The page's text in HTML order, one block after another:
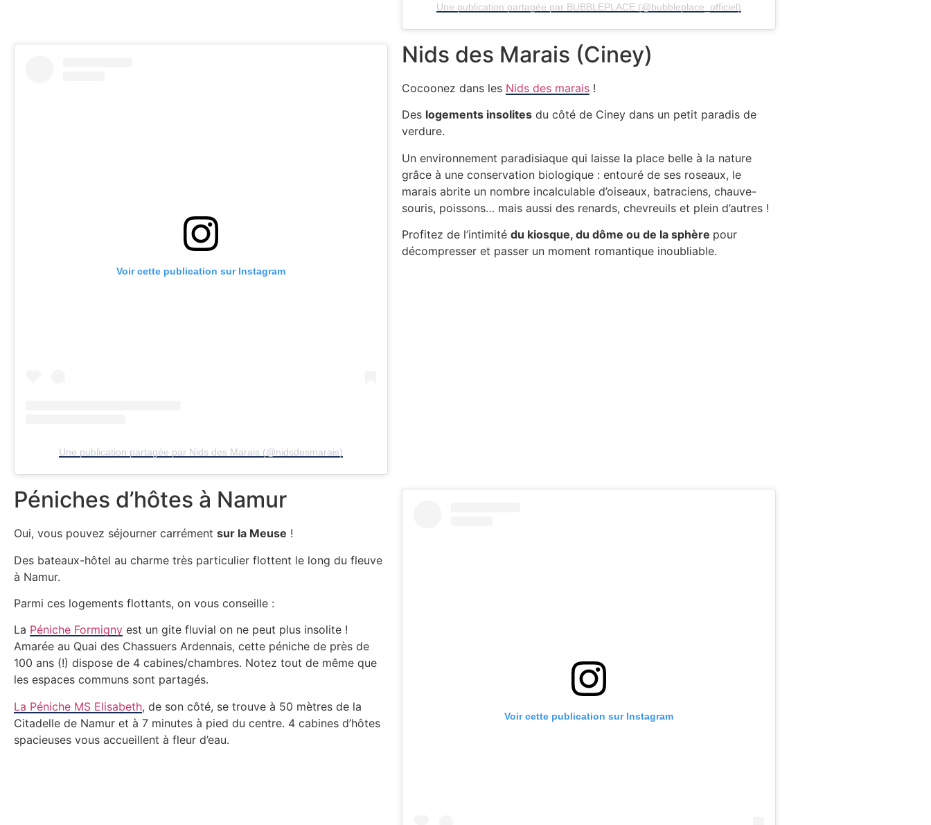
Une publication partagée par BUBBLEPLACE (@bubbleplace_officiel)
Voir cette publication sur Instagram
Une publication partagée par Nids des Marais (@nidsdesmarais)
Nids des Marais (Ciney)
Cocoonez dans les Nids des marais !
Des logements insolites du côté de Ciney dans un petit paradis de
verdure.
Un environnement paradisiaque qui laisse la place belle à la nature
grâce à une conservation biologique : entouré de ses roseaux, le
marais abrite un nombre incalculable d’oiseaux, batraciens, chauve-
souris, poissons… mais aussi des renards, chevreuils et plein d’autres !
Profitez de l’intimité du kiosque, du dôme ou de la sphère pour
décompresser et passer un moment romantique inoubliable.
Péniches d’hôtes à Namur
Oui, vous pouvez séjourner carrément sur la Meuse !
Des bateaux-hôtel au charme très particulier flottent le long du fleuve
à Namur.
Parmi ces logements flottants, on vous conseille :
La Péniche Formigny est un gite fluvial on ne peut plus insolite !
Amarée au Quai des Chassuers Ardennais, cette péniche de près de
100 ans (!) dispose de 4 cabines/chambres. Notez tout de même que
les espaces communs sont partagés.
La Péniche MS Elisabeth, de son côté, se trouve à 50 mètres de la
Citadelle de Namur et à 7 minutes à pied du centre. 4 cabines d’hôtes
spacieuses vous accueillent à fleur d’eau.
Voir cette publication sur Instagram